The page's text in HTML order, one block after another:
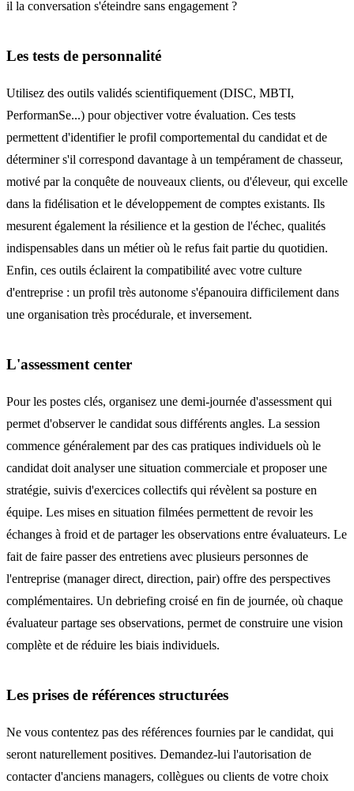
il la conversation s'éteindre sans engagement ?
Les tests de personnalité
Utilisez des outils validés scientifiquement (DISC, MBTI,
PerformanSe...) pour objectiver votre évaluation. Ces tests
permettent d'identifier le profil comportemental du candidat et de
déterminer s'il correspond davantage à un tempérament de chasseur,
motivé par la conquête de nouveaux clients, ou d'éleveur, qui excelle
dans la fidélisation et le développement de comptes existants. Ils
mesurent également la résilience et la gestion de l'échec, qualités
indispensables dans un métier où le refus fait partie du quotidien.
Enfin, ces outils éclairent la compatibilité avec votre culture
d'entreprise : un profil très autonome s'épanouira difficilement dans
une organisation très procédurale, et inversement.
L'assessment center
Pour les postes clés, organisez une demi-journée d'assessment qui
permet d'observer le candidat sous différents angles. La session
commence généralement par des cas pratiques individuels où le
candidat doit analyser une situation commerciale et proposer une
stratégie, suivis d'exercices collectifs qui révèlent sa posture en
équipe. Les mises en situation filmées permettent de revoir les
échanges à froid et de partager les observations entre évaluateurs. Le
fait de faire passer des entretiens avec plusieurs personnes de
l'entreprise (manager direct, direction, pair) offre des perspectives
complémentaires. Un debriefing croisé en fin de journée, où chaque
évaluateur partage ses observations, permet de construire une vision
complète et de réduire les biais individuels.
Les prises de références structurées
Ne vous contentez pas des références fournies par le candidat, qui
seront naturellement positives. Demandez-lui l'autorisation de
contacter d'anciens managers, collègues ou clients de votre choix